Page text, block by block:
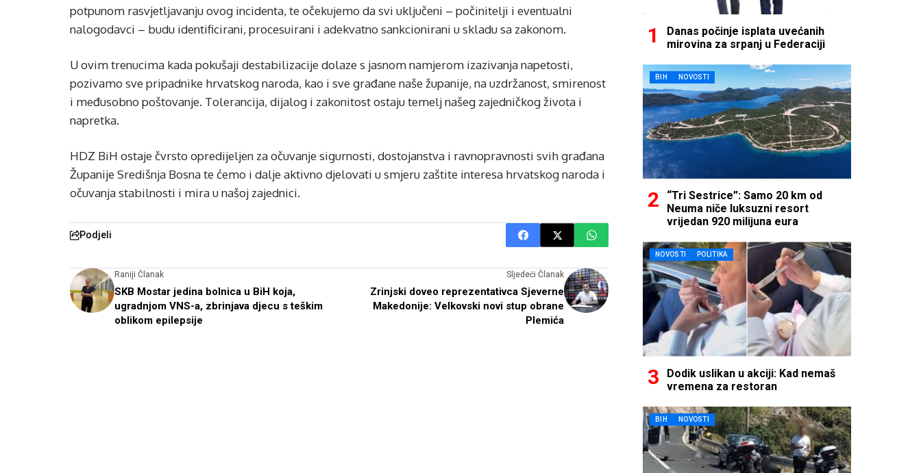
potpunom rasvjetljavanju ovog incidenta, te očekujemo da svi uključeni – počinitelji i eventualni
nalogodavci – budu identificirani, procesuirani i adekvatno sankcionirani u skladu sa zakonom.
U ovim trenucima kada pokušaji destabilizacije dolaze s jasnom namjerom izazivanja napetosti,
pozivamo sve pripadnike hrvatskog naroda, kao i sve građane naše županije, na uzdržanost, smirenost
i međusobno poštovanje. Tolerancija, dijalog i zakonitost ostaju temelj našeg zajedničkog života i
napretka.
HDZ BiH ostaje čvrsto opredijeljen za očuvanje sigurnosti, dostojanstva i ravnopravnosti svih građana
Županije Središnja Bosna te ćemo i dalje aktivno djelovati u smjeru zaštite interesa hrvatskog naroda i
očuvanja stabilnosti i mira u našoj zajednici.
Podjeli
Raniji Članak
SKB Mostar jedina bolnica u BiH koja,
ugradnjom VNS-a, zbrinjava djecu s teškim
oblikom epilepsije
Sljedeći Članak
Zrinjski doveo reprezentativca Sjeverne
Makedonije: Velkovski novi stup obrane
Plemića
Danas počinje isplata uvećanih
mirovina za srpanj u Federaciji
BIH NOVOSTI
“Tri Sestrice”: Samo 20 km od
Neuma niče luksuzni resort
vrijedan 920 milijuna eura
NOVOSTI POLITIKA
Dodik uslikan u akciji: Kad nemaš
vremena za restoran
BIH NOVOSTI